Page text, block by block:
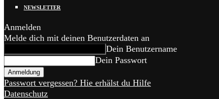
NEWSLETTER
Anmelden
Melde dich mit deinen Benutzerdaten an
Dein Benutzername
Dein Passwort
Passwort vergessen? Hie erhälst du Hilfe
Datenschutz